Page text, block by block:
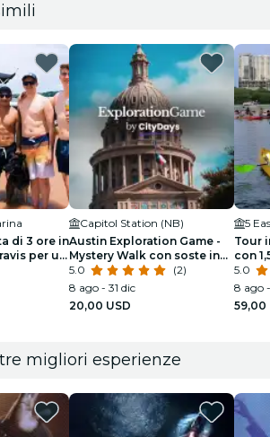
di 3 ore in
per un
Capitol Station (NB)
Austin Exploration Game -
Mystery Walk con soste in
Pub o Cafe
5.0
(2)
8 ago - 31 dic
20,00 USD
5
Tour
con
5.0
8 ago
59,00
migliori esperienze